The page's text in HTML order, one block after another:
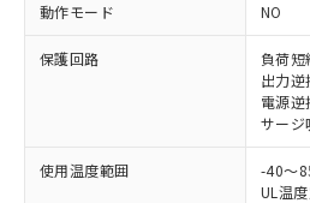
動作モード NO
保護回路
負荷短
出力逆
電源逆
サージ
使用温度範囲
-40～
UL温
対応済み：EU RoHS
非含有に対応した製品が